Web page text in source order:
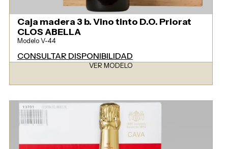
Caja madera 3 b. Vino tinto D.O. Priorat
CLOS ABELLA
Modelo V-44
CONSULTAR DISPONIBILIDAD
VER MODELO